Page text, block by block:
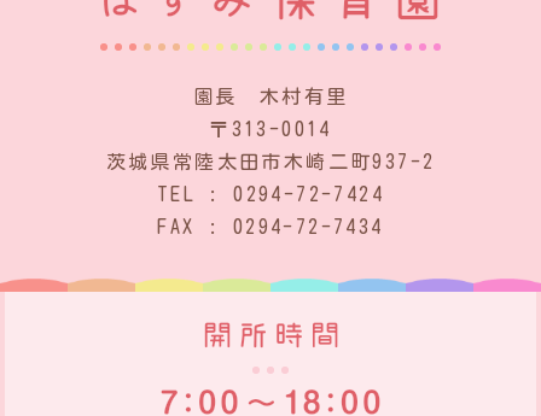
園長 木村有里
〒313-0014
茨城県常陸太田市木崎二町937-2
TEL : 0294-72-7424
FAX : 0294-72-7434